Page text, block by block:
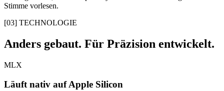
Stimme vorlesen.
[03] TECHNOLOGIE
Anders gebaut. Für Präzision entwickelt.
MLX
Läuft nativ auf Apple Silicon